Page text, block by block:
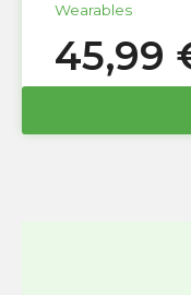
Wearables
45,99